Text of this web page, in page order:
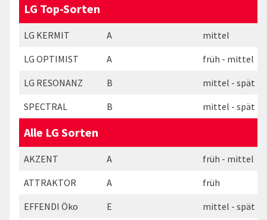
LG Top-Sorten
LG KERMIT A
mittel
LG OPTIMIST
A
früh - mittel
LG RESONANZ
B
mittel - spät
SPECTRAL
B mittel - spät
Alle LG Sorten
AKZENT A
früh - mittel
ATTRAKTOR
A
früh
EFFENDI Öko
E
mittel - spät